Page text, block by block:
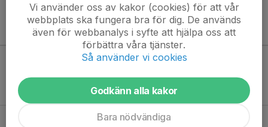
Kommande aktiviteter
Inga aktiviteter inbokade
Vi använder oss av kakor (cookies) för att vår
webbplats ska fungera bra för dig. De används
även för webbanalys i syfte att hjälpa oss att
förbättra våra tjänster.
Så använder vi cookies
Godkänn alla kakor
Bara nödvändiga